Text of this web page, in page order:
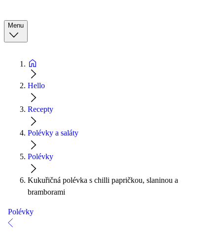
Menu
Hello
Recepty
Polévky a saláty
Polévky
Kukuřičná polévka s chilli papričkou, slaninou a
bramborami
Polévky